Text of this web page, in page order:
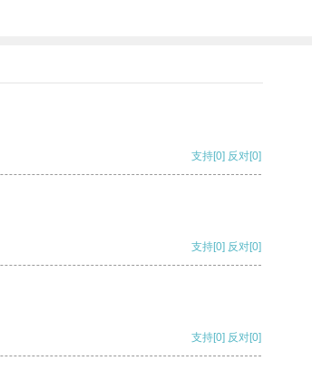
支持[0] 反对[0]
支持[0] 反对[0]
支持[0] 反对[0]